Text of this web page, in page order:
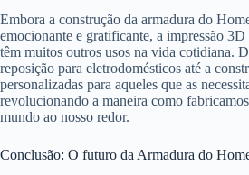
Embora a construção da armadura do
emocionante e gratificante, a impressão
têm muitos outros usos na vida cotidiana.
reposição para eletrodomésticos até a
personalizadas para aqueles que as
revolucionando a maneira como
mundo ao nosso redor.
Conclusão: O futuro da Armadura do